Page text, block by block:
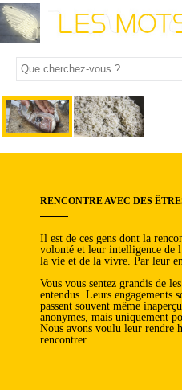
RENCONTRE AVEC DES
Il est de ces gens dont la
volonté et leur intelligence de
la vie et de la vivre. Par leur
Vous vous sentez grandis de
entendus. Leurs engagements
passent souvent même
anonymes, mais uniquement
Nous avons voulu leur rendre
rencontrer.